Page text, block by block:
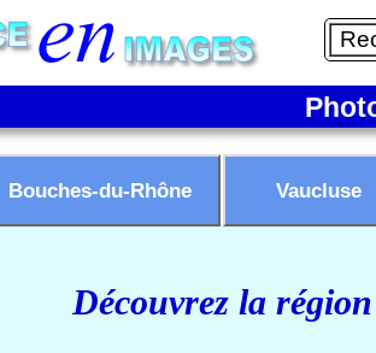
Bouches-du-Rhône Vaucluse
Découvrez la